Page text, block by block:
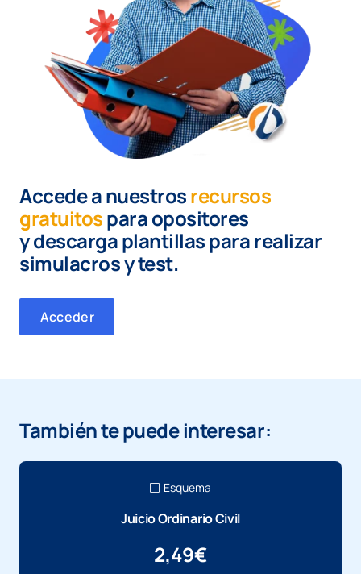
Accede a nuestrosrecursos
gratuitospara opositores
ydescarga plantillas para realizar
simulacros y test.
Acceder
También te puede interesar:
Esquema
Juicio Ordinario Civil
2,49€